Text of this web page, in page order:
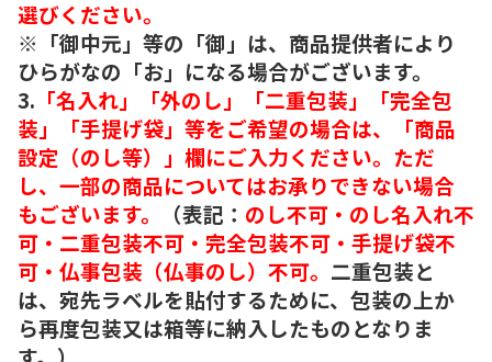
選びください。
※「御中元」等の「御」は、商品提供者により
ひらがなの「お」になる場合がございます。
3. 「名入れ」「外のし」「二重包装」「完全包
装」「手提げ袋」等をご希望の場合は、「商品
設定（のし等）」欄にご入力ください。ただ
し、一部の商品についてはお承りできない場合
もございます。
（表記： のし不可・のし名入れ不
可・二重包装不可・完全包装不可・手提げ袋不
可・仏事包装（仏事のし）不可。 二重包装と
は、宛先ラベルを貼付するために、包装の上か
ら再度包装又は箱等に納入したものとなりま
す。）